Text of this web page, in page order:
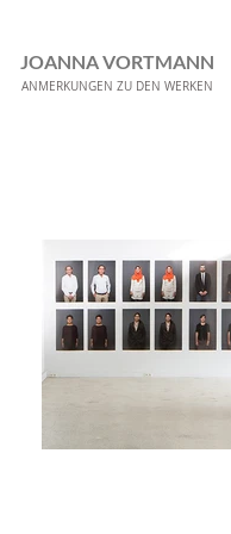
JOANNA VORTMANN
ANMERKUNGEN ZU DEN WERKEN